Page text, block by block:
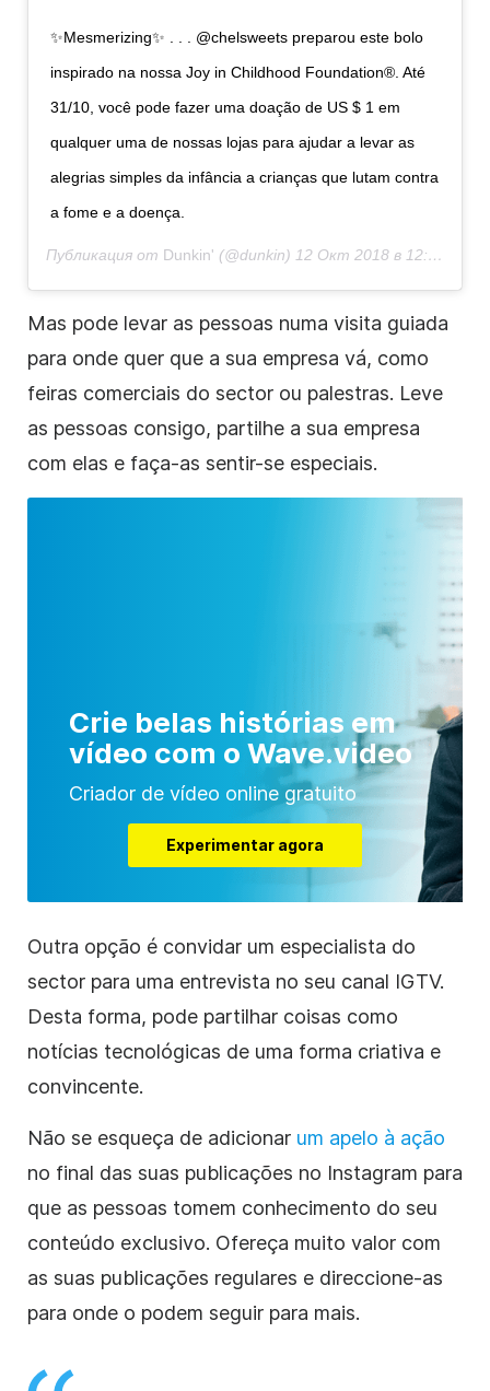
✨Mesmerizing✨ . . . @chelsweets preparou este bolo
inspirado na nossa Joy in Childhood Foundation®. Até
31/10, você pode fazer uma doação de US $ 1 em
qualquer uma de nossas lojas para ajudar a levar as
alegrias simples da infância a crianças que lutam contra
a fome e a doença.
Публикация от Dunkin' (@dunkin) 12 Окт 2018 в 12:01 PDT
Mas pode levar as pessoas numa visita guiada
para onde quer que a sua empresa vá, como
feiras comerciais do sector ou palestras. Leve
as pessoas consigo, partilhe a sua empresa
com elas e faça-as sentir-se especiais.
Crie belas histórias em
vídeo com o Wave.video
Criador de vídeo online gratuito
Experimentar agora
Outra opção é convidar um especialista do
sector para uma entrevista no seu canal IGTV.
Desta forma, pode partilhar coisas como
notícias tecnológicas de uma forma criativa e
convincente.
Não se esqueça de adicionar um apelo à ação
no final das suas publicações no Instagram para
que as pessoas tomem conhecimento do seu
conteúdo exclusivo. Ofereça muito valor com
as suas publicações regulares e direccione-as
para onde o podem seguir para mais.